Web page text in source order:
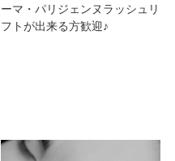
ーマ・パリジェンヌラッシュリ
フトが出来る方歓迎♪